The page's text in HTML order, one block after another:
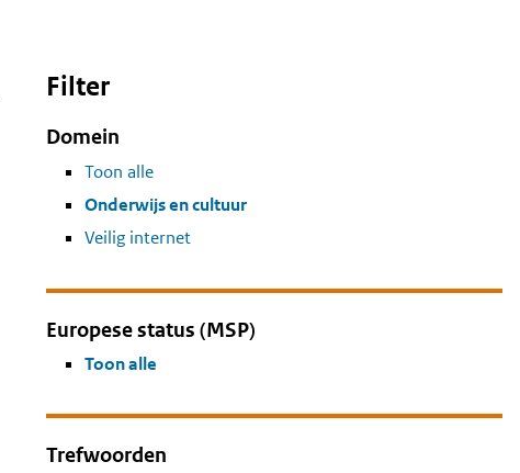
Filter
Domein
Toon alle
Onderwijs en cultuur
Veilig internet
Europese status (MSP)
Toon alle
Trefwoorden